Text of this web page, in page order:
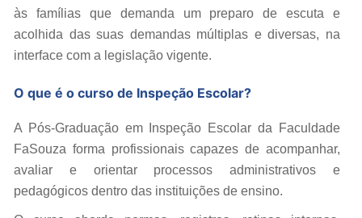
às famílias que demanda um preparo de escuta e
acolhida das suas demandas múltiplas e diversas, na
interface com a legislação vigente.
O que é o curso de Inspeção Escolar?
A Pós-Graduação em Inspeção Escolar da Faculdade
FaSouza forma profissionais capazes de acompanhar,
avaliar e orientar processos administrativos e
pedagógicos dentro das instituições de ensino.